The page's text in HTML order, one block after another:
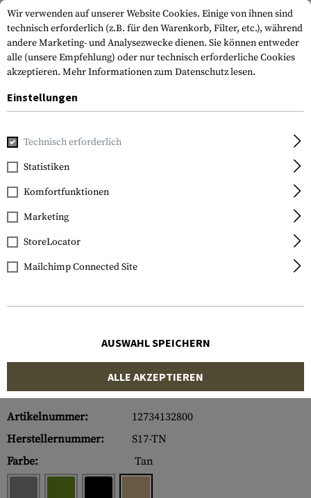
Home Tactical Gear Multifunktionstaschen
Earmor
Tactical Molle Pouch for
Earmuffs
Artikelnummer:
12734132800
Herstellernummer:
S17-TN
Farbe:
Tan
Wir verwenden auf unserer Website Cookies. Einige von ihnen sind
technisch erforderlich (z.B. für den Warenkorb, Filter, etc.), während
andere Marketing- und Analysezwecke dienen. Sie können entweder
alle (unsere Empfehlung) oder nur technisch erforderliche Cookies
akzeptieren. Mehr Informationen zum Datenschutz lesen.
Einstellungen
Technisch erforderlich
Statistiken
Komfortfunktionen
Marketing
StoreLocator
Mailchimp Connected Site
AUSWAHL SPEICHERN
ALLE AKZEPTIEREN